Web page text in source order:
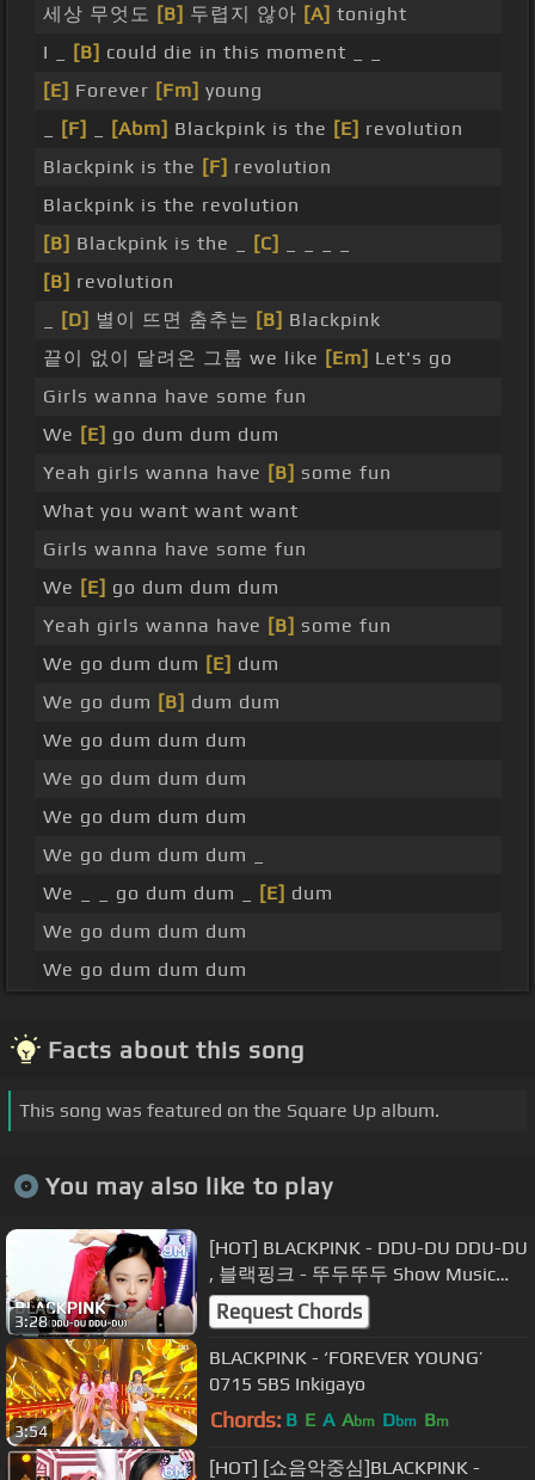
세상 무엇도 [B] 두렵지 않아 [A] tonight
I _
[B] could die in this moment _ _
[E] Forever [Fm] young
[F] [Abm] Blackpink is the [E] revolution
Blackpink is the [F] revolution
Blackpink is the revolution
[B] Blackpink is the _ [C]
[B] revolution
[D] 별이 뜨면 춤추는 [B] Blackpink
끝이 없이 달려온 그룹 we like [Em] Let's go
Girls wanna have some fun
We [E] go dum dum dum
Yeah girls wanna have [B] some fun
What you want want want
Girls wanna have some fun
We [E] go dum dum dum
Yeah girls wanna have [B] some fun
We go dum dum [E] dum
We go dum [B] dum dum
We go dum dum dum
We go dum dum dum
We go dum dum dum
We go dum dum dum _
We _ _ go dum dum _
[E] dum
We go dum dum dum
We go dum dum dum
Facts about this song
This song was featured on the Square Up album.
You may also like to play
3:28
[HOT] BLACKPINK - DDU-DU DDU-DU
, 블랙핑크 - 뚜두뚜두 Show Music
core 20180714
Request Chords
3:54
BLACKPINK - ‘FOREVER YOUNG’
0715 SBS Inkigayo
Chords: B E A Abm Dbm Bm
[HOT] [쇼음악중심]BLACKPINK -